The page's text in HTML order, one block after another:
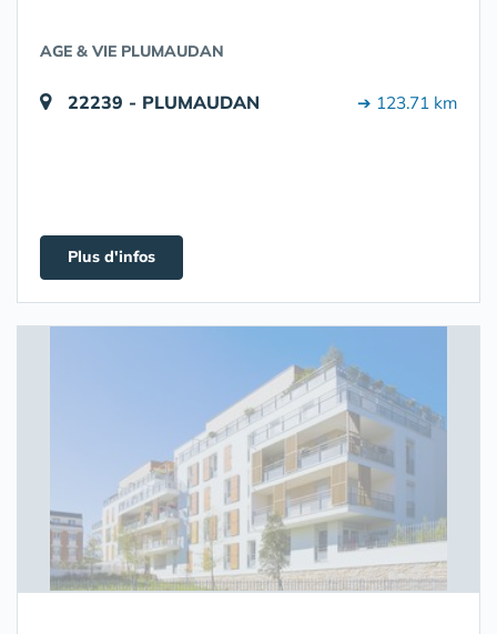
AGE & VIE PLUMAUDAN
22239 - PLUMAUDAN ➔ 123.71 km
Plus d'infos